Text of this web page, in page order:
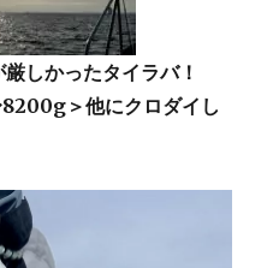
しかったタイラバ！
＞他にクロダイし